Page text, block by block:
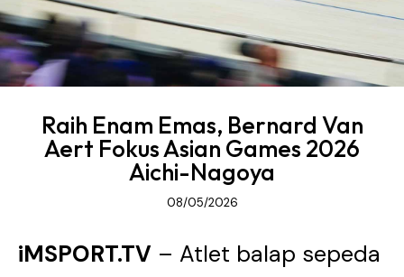
Raih Enam Emas, Bernard Van
Aert Fokus Asian Games 2026
Aichi-Nagoya
08/05/2026
iMSPORT.TV – Atlet balap sepeda